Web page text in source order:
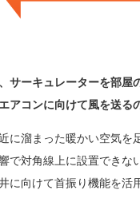
サーキュレーターを部屋
アコンに向けて風を送る
に溜まった暖かい空気を
で対角線上に設置できな
に向けて首振り機能を活